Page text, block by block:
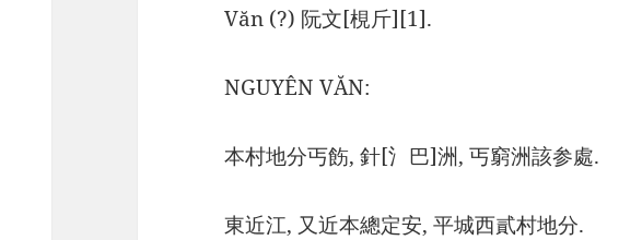
Văn (?) 阮文[梘斤][1].
NGUYÊN VĂN:
本村地分丐飭, 針[氵巴]洲, 丐窮洲該参處.
東近江, 又近本總定安, 平城西貳村地分.